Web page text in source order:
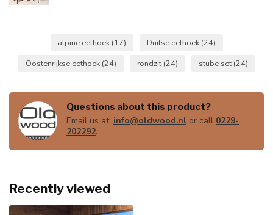
alpine eethoek (17) Duitse eethoek (24)
Oostenrijkse eethoek (24) rondzit (24) stube set (24)
Questions about this product?
Email us at: info@oldwood.nl or call 0229-
202292.
Recently viewed